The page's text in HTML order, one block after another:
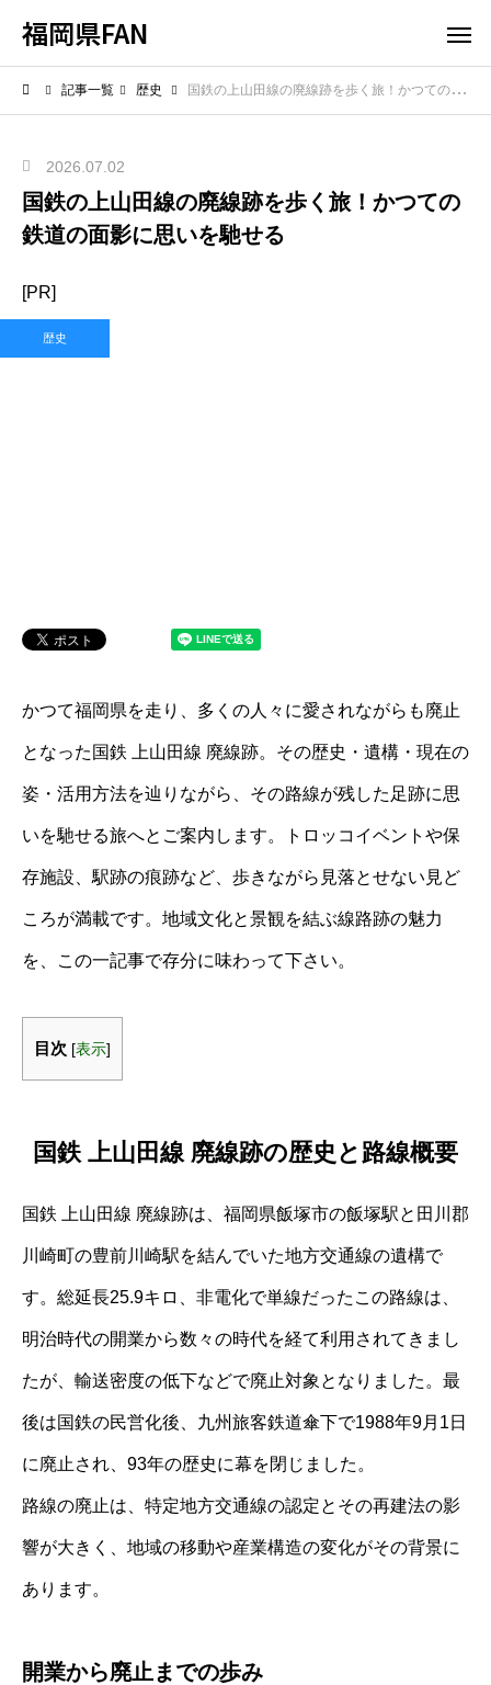
福岡県FAN
記事一覧 歴史 国鉄の上山田線の廃線跡を歩く旅！かつての鉄道の面影に思いを馳せる
2026.07.02
国鉄の上山田線の廃線跡を歩く旅！かつての
鉄道の面影に思いを馳せる
[PR]
歴史
かつて福岡県を走り、多くの人々に愛されながらも廃止
となった国鉄 上山田線 廃線跡。その歴史・遺構・現在の
姿・活用方法を辿りながら、その路線が残した足跡に思
いを馳せる旅へとご案内します。トロッコイベントや保
存施設、駅跡の痕跡など、歩きながら見落とせない見ど
ころが満載です。地域文化と景観を結ぶ線路跡の魅力
を、この一記事で存分に味わって下さい。
目次 [表示]
国鉄 上山田線 廃線跡の歴史と路線概要
国鉄 上山田線 廃線跡は、福岡県飯塚市の飯塚駅と田川郡
川崎町の豊前川崎駅を結んでいた地方交通線の遺構で
す。総延長25.9キロ、非電化で単線だったこの路線は、
明治時代の開業から数々の時代を経て利用されてきまし
たが、輸送密度の低下などで廃止対象となりました。最
後は国鉄の民営化後、九州旅客鉄道傘下で1988年9月1日
に廃止され、93年の歴史に幕を閉じました。
路線の廃止は、特定地方交通線の認定とその再建法の影
響が大きく、地域の移動や産業構造の変化がその背景に
あります。
開業から廃止までの歩み